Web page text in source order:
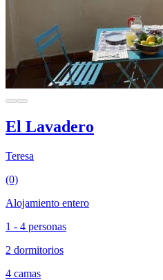
El Lavadero
Teresa
(0)
Alojamiento entero
1 - 4 personas
2 dormitorios
4 camas